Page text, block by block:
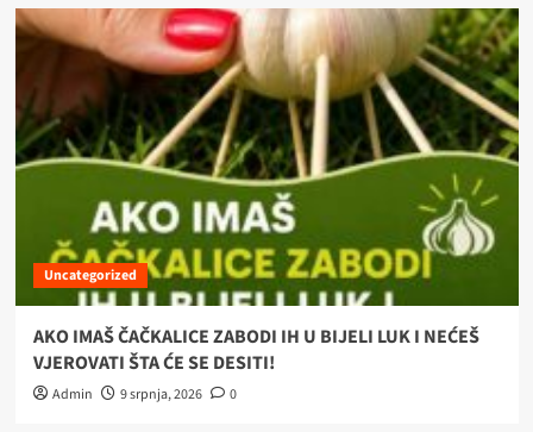
Uncategorized
AKO IMAŠ ČAČKALICE ZABODI IH U BIJELI LUK I NEĆEŠ
VJEROVATI ŠTA ĆE SE DESITI!
Admin 9 srpnja, 2026 0